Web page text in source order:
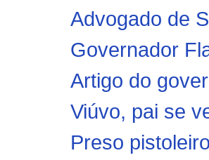
Advogado de
Governador
Artigo do
Viúvo, pai se
Preso